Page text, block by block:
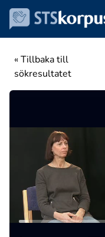
« Tillbaka till
sökresultatet